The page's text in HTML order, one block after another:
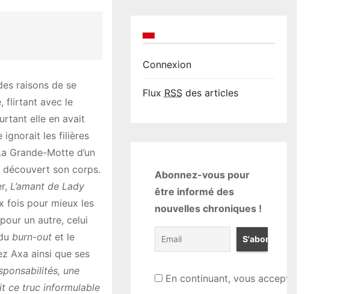
raisons de se
flirtant avec le
elle en avait
ignorait les filières
Grande-Motte d’un
découvert son corps.
L’amant de Lady
fois pour mieux les
un autre, celui
burn-out et le
Axa ainsi que ses
une
ce truc informulable
Connexion
Flux RSSdes articles
Abonnez-vous pour
être informé des
nouvelles chroniques !
En continuant, vous acceptez la